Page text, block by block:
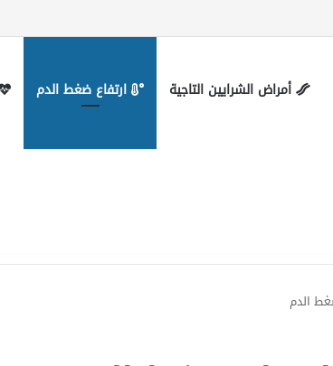
أمراض الشرايين التاجية ارتفاع ضغط الدم
الدم